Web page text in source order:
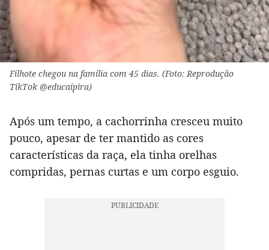
Filhote chegou na família com 45 dias. (Foto: Reprodução
TikTok @educaipira)
Após um tempo, a cachorrinha cresceu muito
pouco, apesar de ter mantido as cores
características da raça, ela tinha orelhas
compridas, pernas curtas e um corpo esguio.